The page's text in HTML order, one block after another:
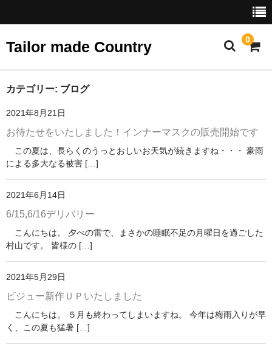
Tailor made Country 0
ホーム
ショップ
スタンダード
プリント
デザイン
テーラーズファブリック
ベビー・ジュニア
マスクのサイズ・詳細
マスクプロジェクト
問い合わせフォーム
カテゴリー: ブログ
2021年8月21日
お待たせをいたしました！インナーマスクの販売開始です
この夏は、長らくのうっとおしいお天気が続きますね・・・ 豪雨
による多大なる被害 […]
2021年6月14日
6/15,6/16デリバリー
こんにちは。 夕べの雷で、まさかの睡眠不足の月曜日を過ごした
村山です。 皆様の […]
2021年5月29日
ビジュー新作ＵＰいたしました
こんにちは。 ５月も終わってしまいますね。 今年は梅雨入りが早
く、この夏も猛暑 […]